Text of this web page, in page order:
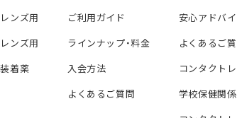
ンズ用
ンズ用
着薬
ご利用ガイド
ラインナップ・料金
入会方法
よくあるご質問
安心アドバ
よくあるご質
コンタクト
学校保健関